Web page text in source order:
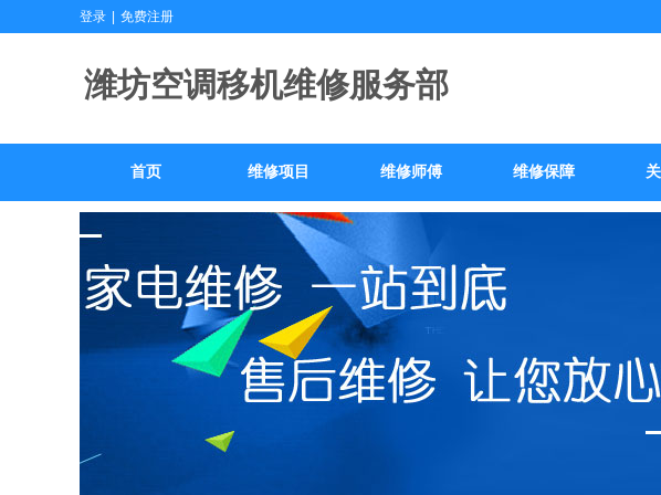
潍坊空调移机维修服务部
登录 免费注册
首页 维修项目 维修师傅 维修保障